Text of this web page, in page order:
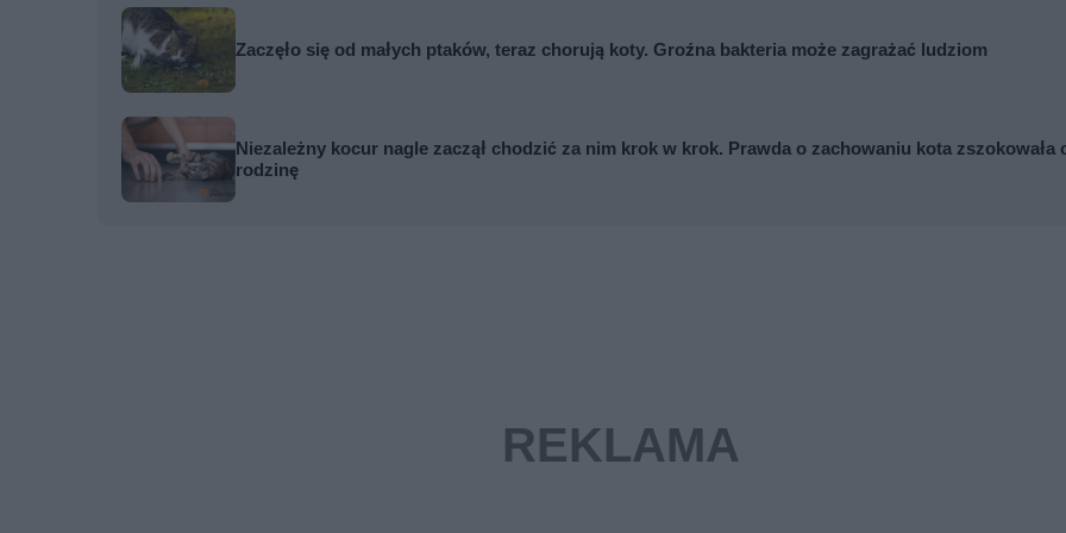
Zaczęło się od małych ptaków, teraz chorują koty. Groźna bakteria może zagrażać ludziom
Niezależny kocur nagle zaczął chodzić za nim krok w krok. Prawda o zachowaniu kota zszokowała
rodzinę